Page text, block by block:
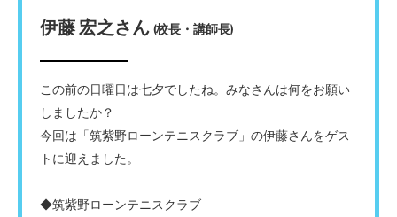
伊藤 宏之さん (校長・講師長)
この前の日曜日は七夕でしたね。みなさんは何をお願い
しましたか？
今回は「筑紫野ローンテニスクラブ」の伊藤さんをゲス
トに迎えました。
◆筑紫野ローンテニスクラブ